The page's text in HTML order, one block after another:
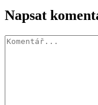
Facebook
X
WhatsApp
Napsat
Komentář